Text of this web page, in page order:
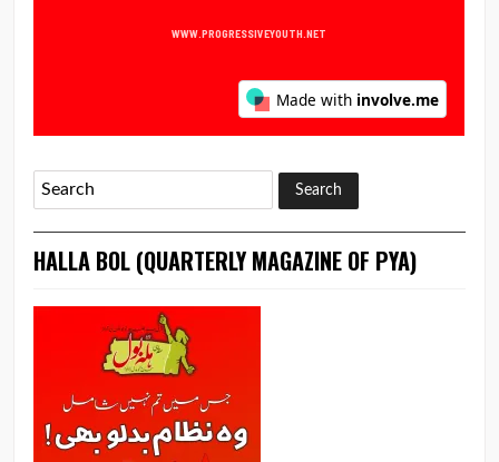
HALLA BOL (QUARTERLY MAGAZINE OF PYA)